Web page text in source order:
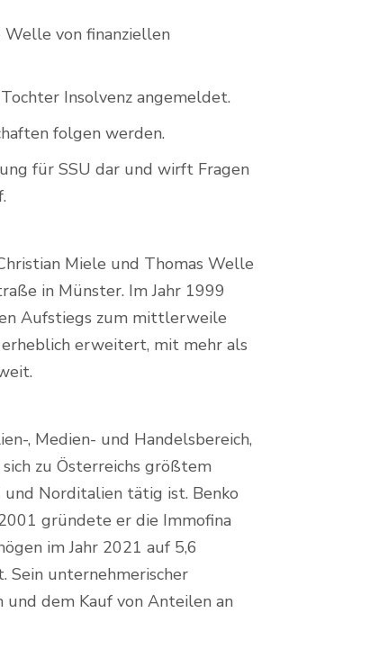
Welle von finanziellen
Insolvenz angemeldet.
folgen werden.
für SSU dar und wirft Fragen
Miele und Thomas Welle
in Münster. Im Jahr 1999
Aufstiegs zum mittlerweile
erweitert, mit mehr als
, Medien- und Handelsbereich,
zu Österreichs größtem
Norditalien tätig ist. Benko
gründete er die Immofina
im Jahr 2021 auf 5,6
Sein unternehmerischer
dem Kauf von Anteilen an